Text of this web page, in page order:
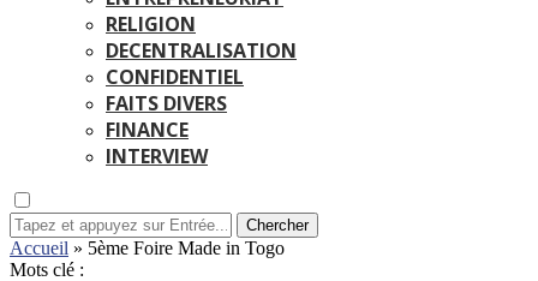
RELIGION
DECENTRALISATION
CONFIDENTIEL
FAITS DIVERS
FINANCE
INTERVIEW
Chercher
Accueil » 5ème Foire Made in Togo
Mots clé :